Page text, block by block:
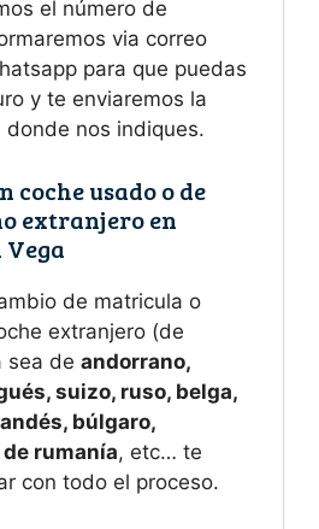
el número de
via correo
para que puedas
y te enviaremos la
donde nos indiques.
usado o de
extranjero en
Vega
de matricula o
extranjero (de
sea de andorrano,
suizo, ruso, belga,
búlgaro,
rumanía, etc… te
con todo el proceso.